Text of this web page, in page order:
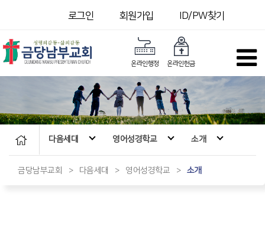
로그인 회원가입 ID/PW찾기
온라인행정 온라인헌금
다음세대 영어성경학교 소개
금당남부교회 > 다음세대 > 영어성경학교 > 소개